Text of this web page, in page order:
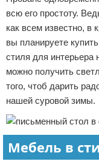
всю его простоту.
как всем известно, в
вы планируете
стиля для
можно получить
того, чтоб дарить
нашей суровой зимы.
Мебель в